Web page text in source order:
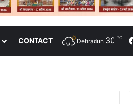
CONTACT Dehradun 30 ℃